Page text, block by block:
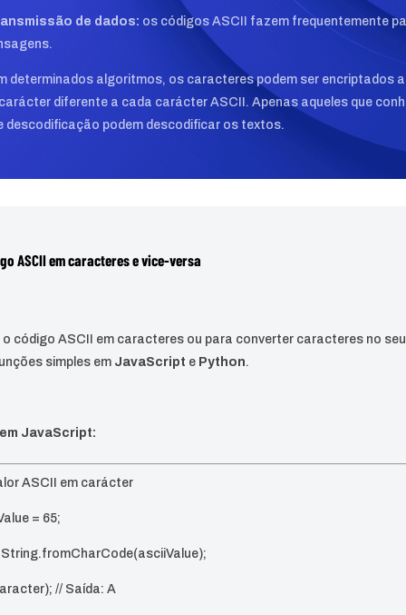
de dados: os códigos ASCII fazem frequentemente
determinados algoritmos, os caracteres podem ser encriptados
diferente a cada carácter ASCII. Apenas aqueles que
descodificação podem descodificar os textos.
ASCII em caracteres e vice-versa
código ASCII em caracteres ou para converter caracteres no
simples em JavaScript e Python.
JavaScript:
ASCII em carácter
= 65;
// Saída: A